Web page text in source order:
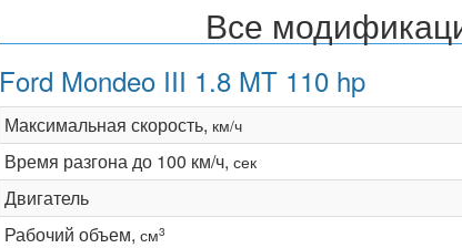
Все
Ford Mondeo III 1.8 MT 110 hp
Максимальная скорость, км/ч
Время разгона до 100 км/ч, сек
Двигатель
Рабочий объем, см3